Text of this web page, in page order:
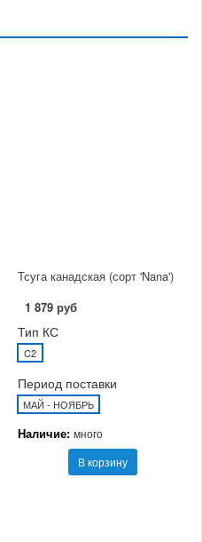
Тсуга канадская (сорт 'Nana')
1 879 руб
Тип КС
C2
Период поставки
МАЙ - НОЯБРЬ
Наличие: много
В корзину